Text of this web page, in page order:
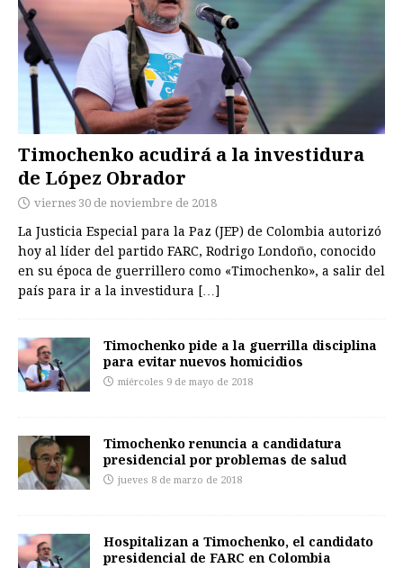
Timochenko acudirá a la investidura
de López Obrador
viernes 30 de noviembre de 2018
La Justicia Especial para la Paz (JEP) de Colombia autorizó
hoy al líder del partido FARC, Rodrigo Londoño, conocido
en su época de guerrillero como «Timochenko», a salir del
país para ir a la investidura […]
Timochenko pide a la guerrilla disciplina
para evitar nuevos homicidios
miércoles 9 de mayo de 2018
Timochenko renuncia a candidatura
presidencial por problemas de salud
jueves 8 de marzo de 2018
Hospitalizan a Timochenko, el candidato
presidencial de FARC en Colombia